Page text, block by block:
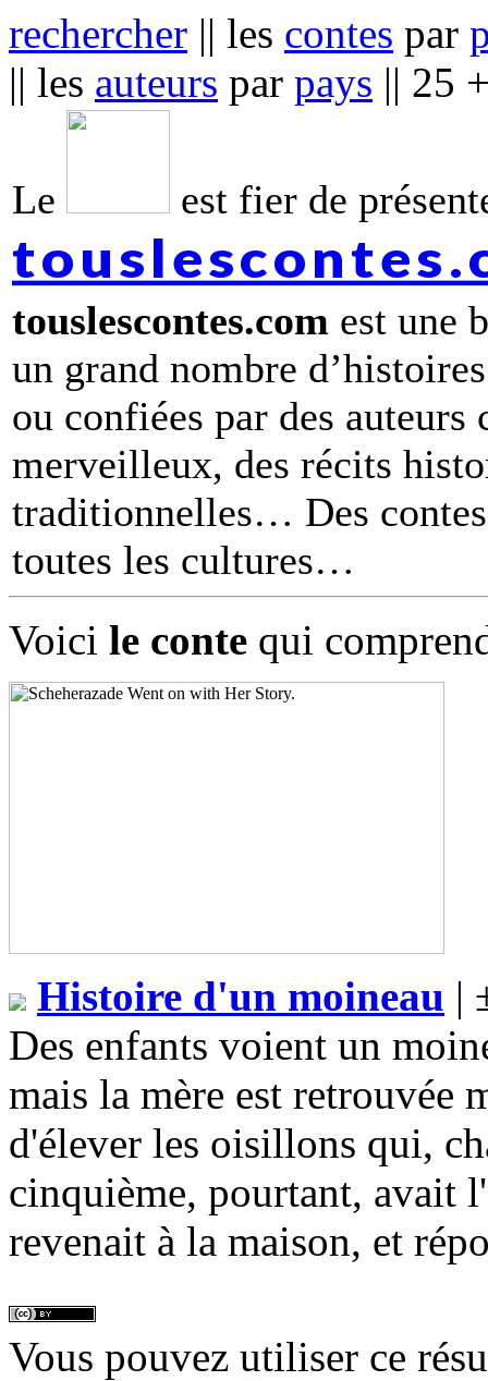
rechercher || les contes par
|| les auteurs par pays || 25
Le est fier de
touslescontes.com est une
un grand nombre
ou confiées par des
merveilleux, des récits
traditionnelles… Des
toutes les cultures
Voici le conte qui
Histoire d'un moineau |
Des enfants voient un
mais la mère est retrouvée
d'élever les oisillons qui,
cinquième, pourtant, avait
revenait à la maison, et
Vous pouvez utiliser ce